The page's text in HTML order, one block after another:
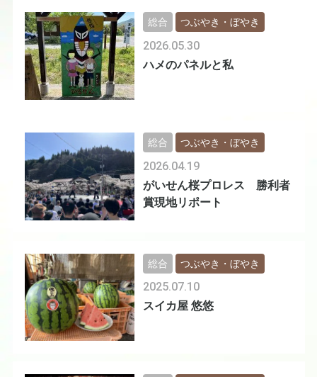
ハメのパネルと私
2026.05.30
総合 つぶやき・ぼやき
がいせん桜プロレス 勝利者
賞現地リポート
2026.04.19
総合 つぶやき・ぼやき
スイカ屋 悠悠
2025.07.10
総合 つぶやき・ぼやき